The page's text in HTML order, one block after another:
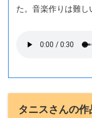
た。音楽作りは難
タニスさんの作